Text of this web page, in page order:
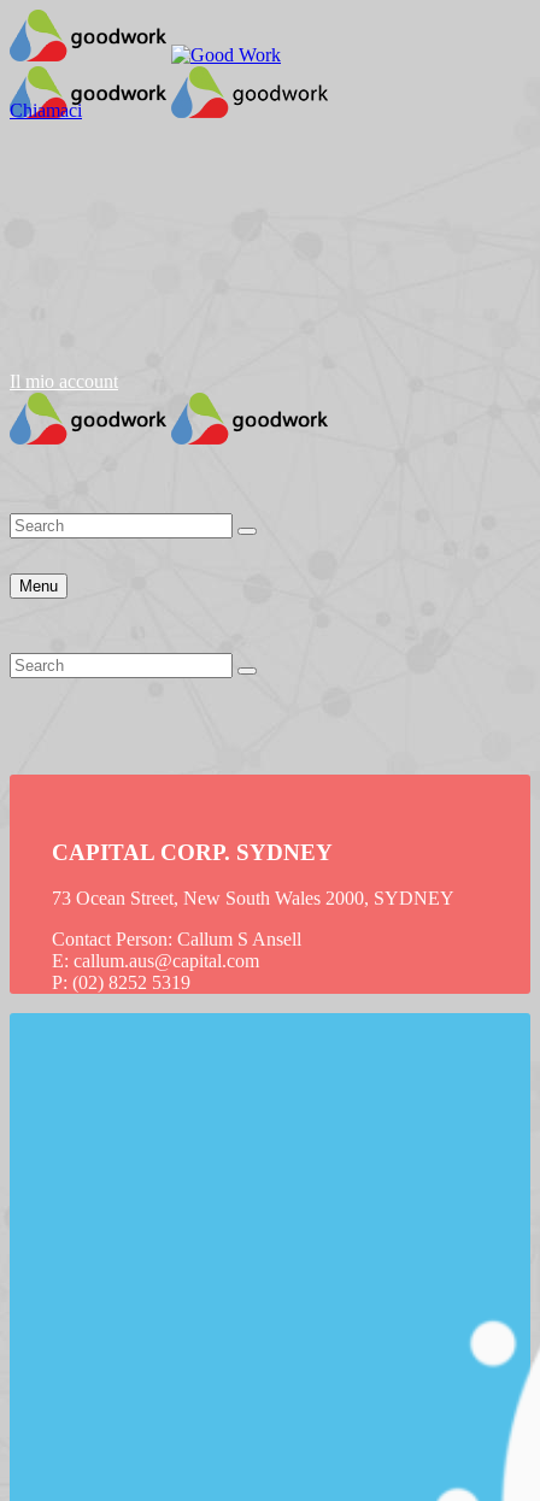
Chiamaci
Il mio account
Menu
CAPITAL CORP. SYDNEY
73 Ocean Street, New South Wales 2000, SYDNEY
Contact Person: Callum S Ansell
E: callum.aus@capital.com
P: (02) 8252 5319